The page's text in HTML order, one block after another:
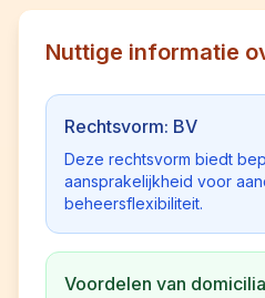
Nuttige informatie
Rechtsvorm: BV
Deze rechtsvorm biedt
aansprakelijkheid voor
beheersflexibiliteit.
Voordelen van